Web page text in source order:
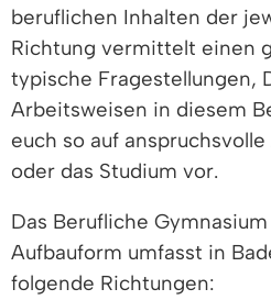
beruflichen Inhalten der
Richtung vermittelt einen
typische Fragestellungen,
Arbeitsweisen in diesem
euch so auf
oder das Studium vor.
Das Berufliche
Aufbauform umfasst in
folgende Richtungen: